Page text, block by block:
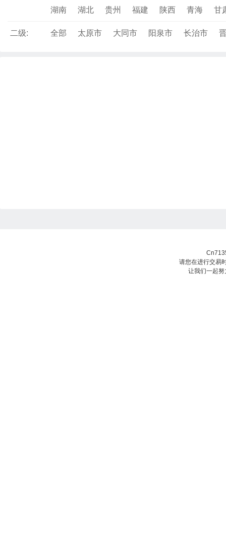
湖南
湖北 贵州 福建 陕西 青海 甘
二级: 全部 太原市 大同市 阳泉市 长治市
请您在进行交易
让我们一起